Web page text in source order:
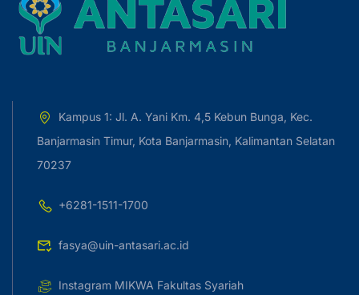
Kampus 1: Jl. A. Yani Km. 4,5 Kebun Bunga, Kec.
Banjarmasin Timur, Kota Banjarmasin, Kalimantan Selatan
70237
+6281-1511-1700
fasya@uin-antasari.ac.id
Instagram MIKWA Fakultas Syariah